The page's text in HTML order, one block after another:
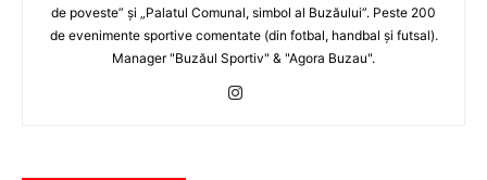
de poveste” şi „Palatul Comunal, simbol al Buzăului”. Peste 200
de evenimente sportive comentate (din fotbal, handbal şi futsal).
Manager "Buzăul Sportiv" & "Agora Buzau".